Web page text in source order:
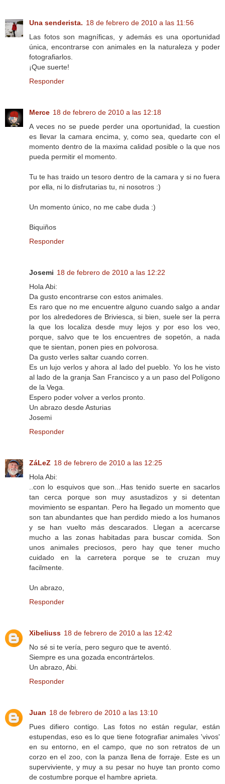
Una senderista. 18 de febrero de 2010 a las 11:56
Las fotos son magníficas, y además es una oportunidad
única, encontrarse con animales en la naturaleza y poder
fotografiarlos.
¡Que suerte!
Responder
Merce 18 de febrero de 2010 a las 12:18
A veces no se puede perder una oportunidad, la cuestion
es llevar la camara encima, y, como sea, quedarte con el
momento dentro de la maxima calidad posible o la que nos
pueda permitir el momento.
Tu te has traido un tesoro dentro de la camara y si no fuera
por ella, ni lo disfrutarias tu, ni nosotros :)
Un momento único, no me cabe duda :)
Biquiños
Responder
Josemi 18 de febrero de 2010 a las 12:22
Hola Abi:
Da gusto encontrarse con estos animales.
Es raro que no me encuentre alguno cuando salgo a andar
por los alrededores de Briviesca, si bien, suele ser la perra
la que los localiza desde muy lejos y por eso los veo,
porque, salvo que te los encuentres de sopetón, a nada
que te sientan, ponen pies en polvorosa.
Da gusto verles saltar cuando corren.
Es un lujo verlos y ahora al lado del pueblo. Yo los he visto
al lado de la granja San Francisco y a un paso del Polígono
de la Vega.
Espero poder volver a verlos pronto.
Un abrazo desde Asturias
Josemi
Responder
ZáLeZ 18 de febrero de 2010 a las 12:25
Hola Abi:
..con lo esquivos que son...Has tenido suerte en sacarlos
tan cerca porque son muy asustadizos y si detentan
movimiento se espantan. Pero ha llegado un momento que
son tan abundantes que han perdido miedo a los humanos
y se han vuelto más descarados. Llegan a acercarse
mucho a las zonas habitadas para buscar comida. Son
unos animales preciosos, pero hay que tener mucho
cuidado en la carretera porque se te cruzan muy
facilmente.
Un abrazo,
Responder
Xibeliuss 18 de febrero de 2010 a las 12:42
No sé si te vería, pero seguro que te aventó.
Siempre es una gozada encontrártelos.
Un abrazo, Abi.
Responder
Juan 18 de febrero de 2010 a las 13:10
Pues difiero contigo. Las fotos no están regular, están
estupendas, eso es lo que tiene fotografiar animales 'vivos'
en su entorno, en el campo, que no son retratos de un
corzo en el zoo, con la panza llena de forraje. Este es un
superviviente, y muy a su pesar no huye tan pronto como
de costumbre porque el hambre aprieta.